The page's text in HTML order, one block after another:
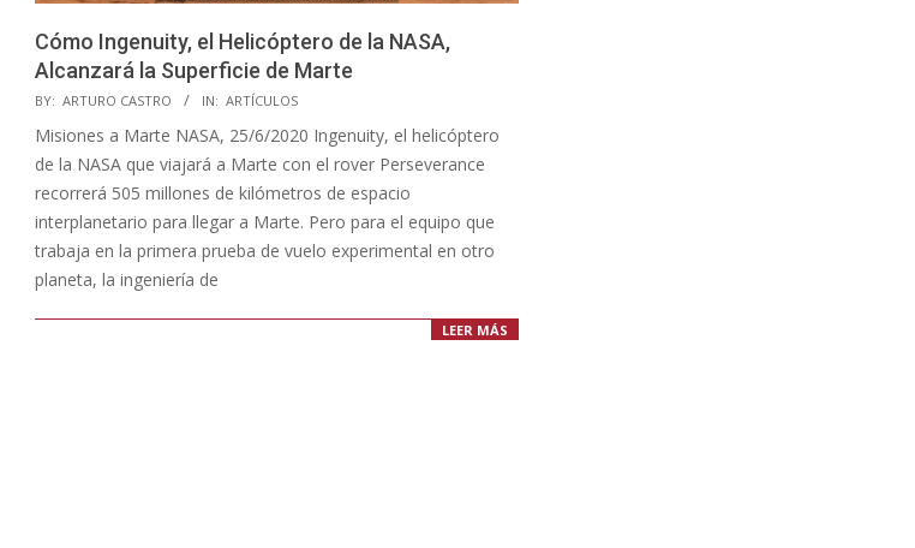
Cómo Ingenuity, el Helicóptero de la NASA,
Alcanzará la Superficie de Marte
2020-
06-
25
BY: ARTURO CASTRO IN: ARTÍCULOS
Misiones a Marte NASA, 25/6/2020 Ingenuity, el helicóptero
de la NASA que viajará a Marte con el rover Perseverance
recorrerá 505 millones de kilómetros de espacio
interplanetario para llegar a Marte. Pero para el equipo que
trabaja en la primera prueba de vuelo experimental en otro
planeta, la ingeniería de
LEER MÁS